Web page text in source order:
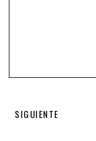
SIGUIENTE